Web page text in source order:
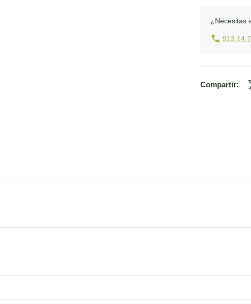
¿Necesitas
913 14
Compartir: